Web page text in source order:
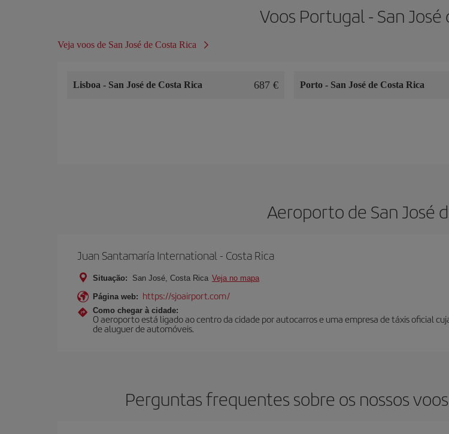
Voos Portugal - San José
Veja voos de San José de Costa Rica
Lisboa - San José de Costa Rica 687 € Porto - San José de Costa Rica
Aeroporto de San José
Juan Santamaría International - Costa Rica
Situação: San José, Costa Rica Veja no mapa
Página web: https://sjoairport.com/
Como chegar à cidade:
O aeroporto está ligado ao centro da cidade por autocarros e uma empresa de táxis oficial
de aluguer de automóveis.
Perguntas frequentes sobre os nossos